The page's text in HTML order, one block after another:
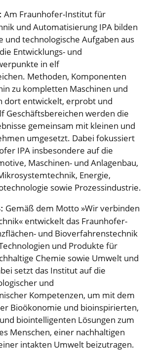
Am Fraunhofer-Institut für
und Automatisierung IPA bilden
und technologische Aufgaben aus
Entwicklungs- und
in elf
Methoden, Komponenten
zu kompletten Maschinen und
dort entwickelt, erprobt und
Geschäftsbereichen werden die
gemeinsam mit kleinen und
umgesetzt. Dabei fokussiert
IPA insbesondere auf die
Maschinen- und Anlagenbau,
Energie,
sowie Prozessindustrie.
Gemäß dem Motto »Wir verbinden
entwickelt das Fraunhofer-
und Bioverfahrenstechnik
und Produkte für
Chemie sowie Umwelt und
setzt das Institut auf die
und
Kompetenzen, um mit dem
Bioökonomie und bioinspirierten,
biointelligenten Lösungen zum
Menschen, einer nachhaltigen
intakten Umwelt beizutragen.